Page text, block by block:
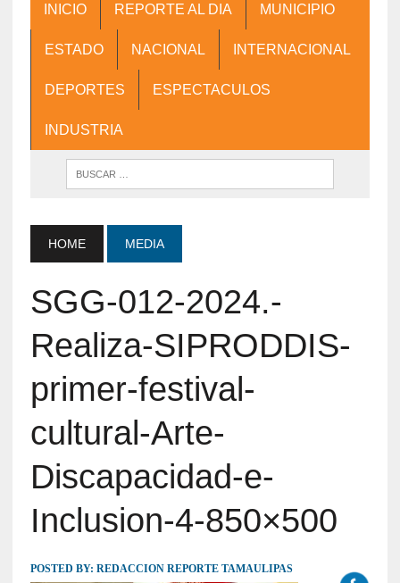
INICIO REPORTE AL DIA MUNICIPIO
ESTADO NACIONAL INTERNACIONAL
DEPORTES ESPECTACULOS
INDUSTRIA
HOME MEDIA
SGG-012-2024.-
Realiza-SIPRODDIS-
primer-festival-
cultural-Arte-
Discapacidad-e-
Inclusion-4-850×500
POSTED BY: REDACCION REPORTE TAMAULIPAS